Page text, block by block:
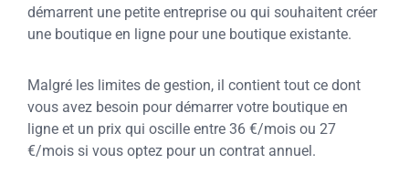
démarrent une petite entreprise ou qui souhaitent créer
une boutique en ligne pour une boutique existante.
Malgré les limites de gestion, il contient tout ce dont
vous avez besoin pour démarrer votre boutique en
ligne et un prix qui oscille entre 36 €/mois ou 27
€/mois si vous optez pour un contrat annuel.